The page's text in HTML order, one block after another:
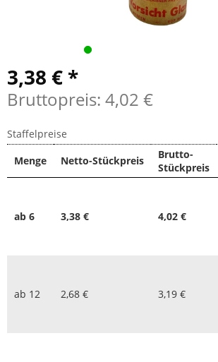
3,38 € *
Bruttopreis: 4,02 €
Staffelpreise
Menge
Netto-Stückpreis
Brutto-
Stückpreis
ab 6 3,38 € 4,02 €
ab 12 2,68 € 3,19 €